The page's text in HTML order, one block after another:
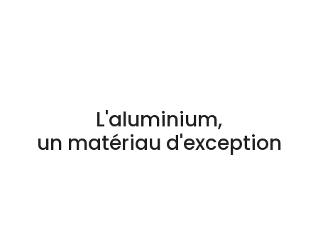
L'aluminium,
un matériau d'exception